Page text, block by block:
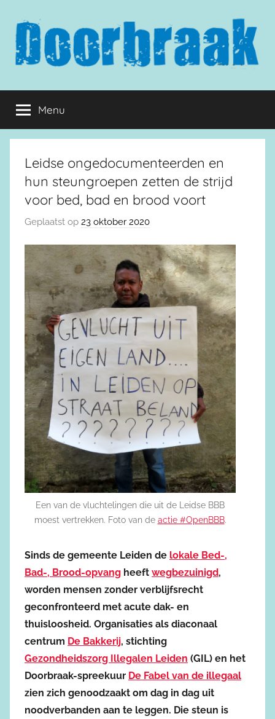
inhoud
springen
Doorbraak.eu
Menu
Leidse ongedocumenteerden en
hun steungroepen zetten de strijd
voor bed, bad en brood voort
Geplaatst op 23 oktober 2020
Een van de vluchtelingen die uit de Leidse BBB
moest vertrekken. Foto van de actie #OpenBBB.
Sinds de gemeente Leiden de lokale Bed-,
Bad-, Brood-opvang heeft wegbezuinigd,
worden mensen zonder verblijfsrecht
geconfronteerd met acute dak- en
thuisloosheid. Organisaties als diaconaal
centrum De Bakkerij, stichting
Gezondheidszorg Illegalen Leiden (GIL) en het
Doorbraak-spreekuur De Fabel van de illegaal
zien zich genoodzaakt om dag in dag uit
noodverbanden aan te leggen. Die steun is